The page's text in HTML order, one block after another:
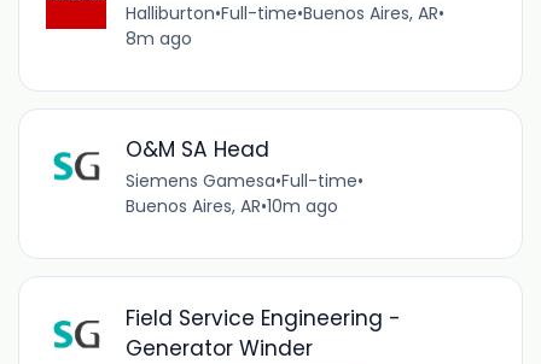
Halliburton•Full-time•Buenos Aires, AR•
8m ago
O&M SA Head
Siemens Gamesa•Full-time•
Buenos Aires, AR•10m ago
Field Service Engineering -
Generator Winder